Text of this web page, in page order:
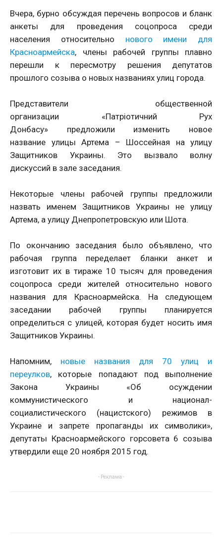
Вчера, бурно обсуждая перечень вопросов и бланк
анкеты для проведения соцопроса среди
населения относительно нового имени для
Красноармейска, члены рабочей группы плавно
перешли к пересмотру решения депутатов
прошлого созыва о новых названиях улиц города.
Представители общественной
организации «Патріотичний Рух
Донбасу» предложили изменить новое
название улицы Артема – Шоссейная на улицу
Защитников Украины. Это вызвало волну
дискуссий в зале заседания.
Некоторые члены рабочей группы предложили
назвать именем Защитников Украины не улицу
Артема, а улицу Днепропетровскую или Шота.
По окончанию заседания было объявлено, что
рабочая группа переделает бланки анкет и
изготовит их в тираже 10 тысяч для проведения
соцопроса среди жителей относительно нового
названия для Красноармейска. На следующем
заседании рабочей группы планируется
определиться с улицей, которая будет носить имя
Защитников Украины.
Напомним, новые названия для 70 улиц и
переулков, которые попадают под выполнение
Закона Украины «Об осуждении
коммунистического и национал-
социалистического (нацистского) режимов в
Украине и запрете пропаганды их символики»,
депутаты Красноармейского горсовета 6 созыва
утвердили еще 20 ноября 2015 год.
- Реклама -